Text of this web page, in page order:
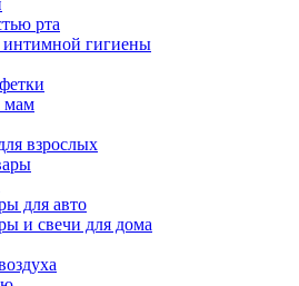
рта
интимной гигиены
мам
взрослых
для авто
и свечи для дома